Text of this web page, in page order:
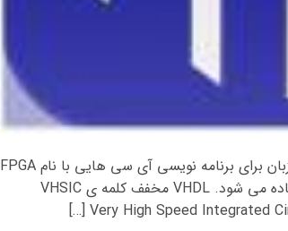
زبان VHDL یک زبان توصیف سخت افزار بسیار مشهور می باشد. این زبان برای برنامه نویسی آی سی هایی با نام FPGA
می باشد و نیز در طراحی ASIC نیز زبان های توصیف سخت افزار استفاده می شود. VHDL مخفف کلمه ی VHSIC